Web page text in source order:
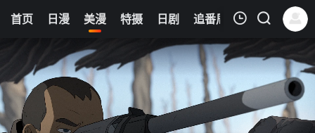
首页 日漫 美漫 特摄 日剧 追番周表 今日更新
6
我的观影记录
拾荒者统治
清空